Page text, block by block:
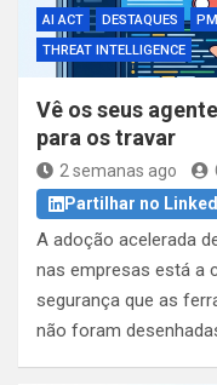
AI ACT DESTAQUES
THREAT INTELLIGENCE
Vê os seus
para os travar
2 semanas ago
Partilhar no
A adoção acelerada
nas empresas está a
segurança que as
não foram